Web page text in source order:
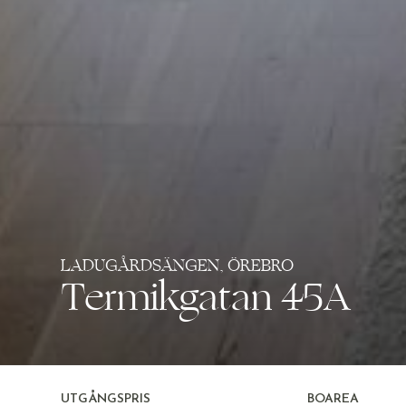
LADUGÅRDSÄNGEN, ÖREBRO
Termikgatan 45A
UTGÅNGSPRIS BOAREA